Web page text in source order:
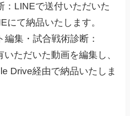
：LINEで送付いただいた
にて納品いたします。
編集・試合戦術診断：
ただいた動画を編集し、
Drive経由で納品いたしま